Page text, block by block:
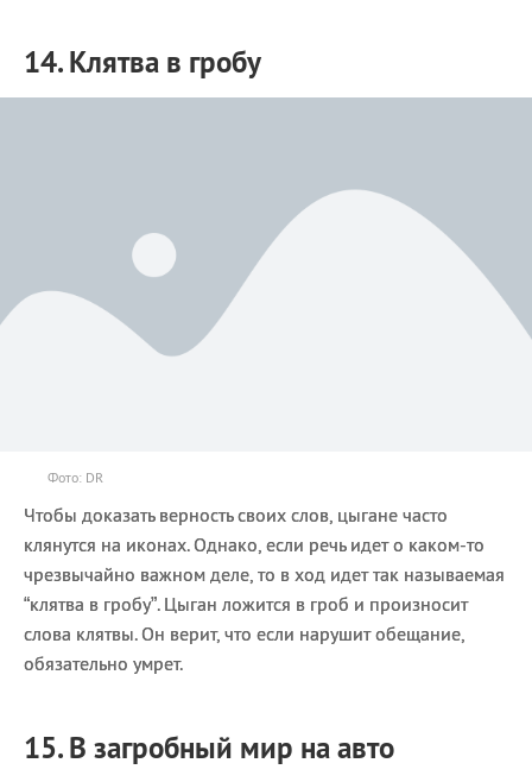
14. Клятва в гробу
Фото: DR
Чтобы доказать верность своих слов, цыгане часто
клянутся на иконах. Однако, если речь идет о каком-то
чрезвычайно важном деле, то в ход идет так называемая
“клятва в гробу”. Цыган ложится в гроб и произносит
слова клятвы. Он верит, что если нарушит обещание,
обязательно умрет.
15. В загробный мир на авто